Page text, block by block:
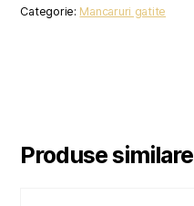
Categorie: Mancaruri gatite
Produse similare